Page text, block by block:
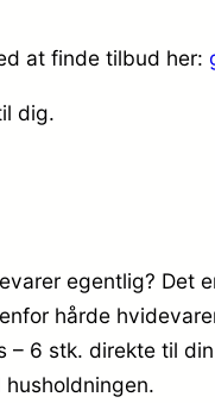
at finde tilbud her:
dig.
egentlig? Det
hårde
– 6 stk. direkte til